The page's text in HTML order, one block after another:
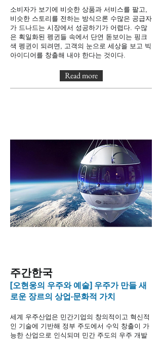
소비자가 보기에 비슷한 상품과 서비스를 팔고,
비슷한 스토리를 전하는 방식으론 수많은 공급자
가 드나드는 시장에서 성공하기가 어렵다. 수많
은 획일화된 펭귄들 속에서 단연 돋보이는 핑크
색 펭귄이 되려면, 고객의 눈으로 세상을 보고 빅
아이디어를 창출해 내야 한다는 것이다.
Read more
​주간한국
[오현웅의 우주와 예술] 우주가 만들 새
로운 장르의 상업·문화적 가치
세계 우주산업은 민간기업의 창의적이고 혁신적
인 기술에 기반해 정부 주도에서 수익 창출이 가
능한 산업으로 인식되며 민간 주도의 우주 개발